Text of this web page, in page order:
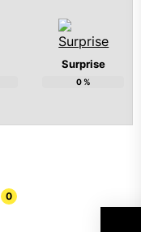
Surprise
0%
0